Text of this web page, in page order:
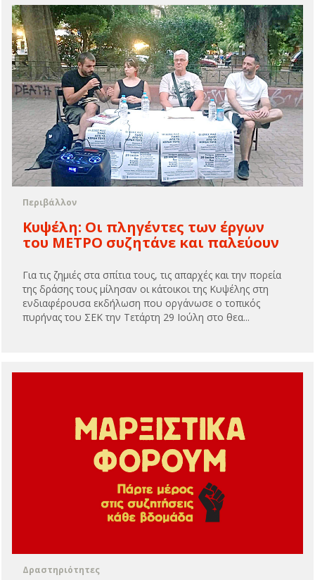
Περιβάλλον
Κυψέλη: Οι πληγέντες των έργων
του ΜΕΤΡΟ συζητάνε και παλεύουν
Για τις ζημιές στα σπίτια τους, τις απαρχές και την πορεία
της δράσης τους μίλησαν οι κάτοικοι της Κυψέλης στη
ενδιαφέρουσα εκδήλωση που οργάνωσε ο τοπικός
πυρήνας του ΣΕΚ την Τετάρτη 29 Ιούλη στο θεα...
Δραστηριότητες